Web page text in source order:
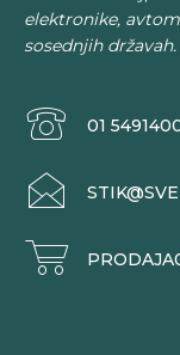
elektronike,
sosednjih državah.
01